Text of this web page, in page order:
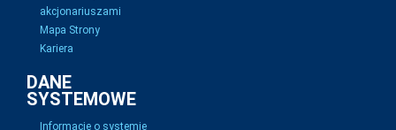
akcjonariuszami
Mapa Strony
Kariera
DANE
SYSTEMOWE
Informacje o systemie